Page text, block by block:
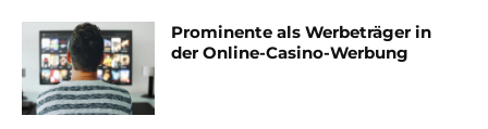
Prominente als Werbeträger in
der Online-Casino-Werbung